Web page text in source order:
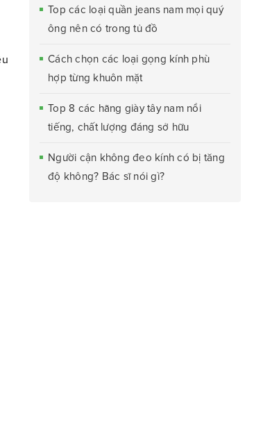
Top các loại quần jeans nam mọi quý
ông nên có trong tủ đồ
Cách chọn các loại gọng kính phù
hợp từng khuôn mặt
Top 8 các hãng giày tây nam nổi
tiếng, chất lượng đáng sở hữu
Người cận không đeo kính có bị tăng
độ không? Bác sĩ nói gì?